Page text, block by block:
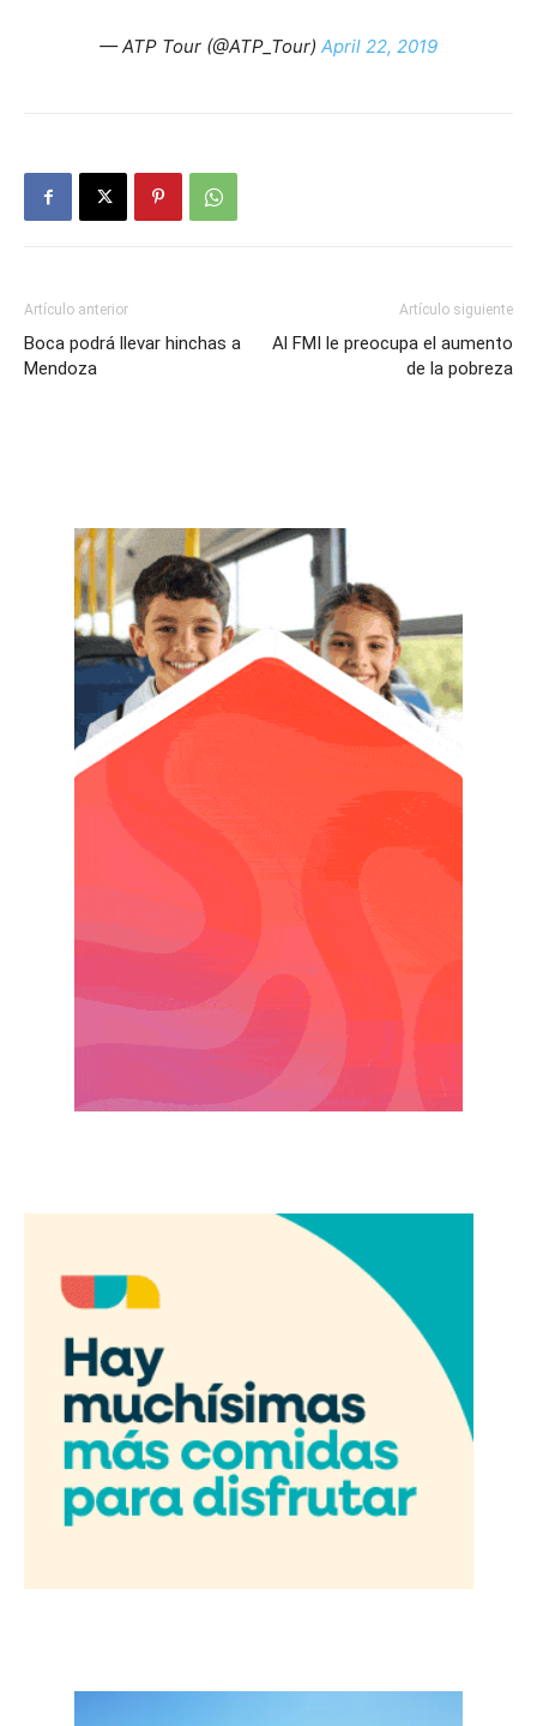
— ATP Tour (@ATP_Tour) April 22, 2019
Artículo anterior
Boca podrá llevar hinchas a
Mendoza
Artículo siguiente
Al FMI le preocupa el aumento
de la pobreza